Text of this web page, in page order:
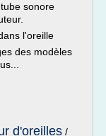
sonore
l'oreille
des modèles
d'oreilles /